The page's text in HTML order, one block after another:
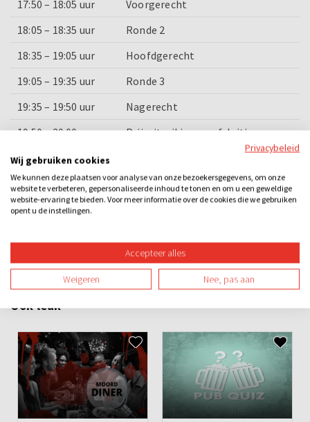
17:50 – 18:05 uur
Voorgerecht
18:05 – 18:35 uur
Ronde 2
18:35 – 19:05 uur
Hoofdgerecht
19:05 – 19:35 uur
Ronde 3
19:35 – 19:50 uur
Nagerecht
19:50 – 20:00 uur
Prijsuitreiking en afsluiting
Categorieën
Dinner games Quizzen Losse activiteiten Bedrijfsuitje
Avond Overdag Binnen Spel Teambuilding
Ook leuk
Privacybeleid
Wij gebruiken cookies
We kunnen deze plaatsen voor analyse van onze bezoekersgegevens, om onze
website te verbeteren, gepersonaliseerde inhoud te tonen en om u een geweldige
website-ervaring te bieden. Voor meer informatie over de cookies die we gebruiken
opent u de instellingen.
Accepteer alles
Weigeren Nee, pas aan